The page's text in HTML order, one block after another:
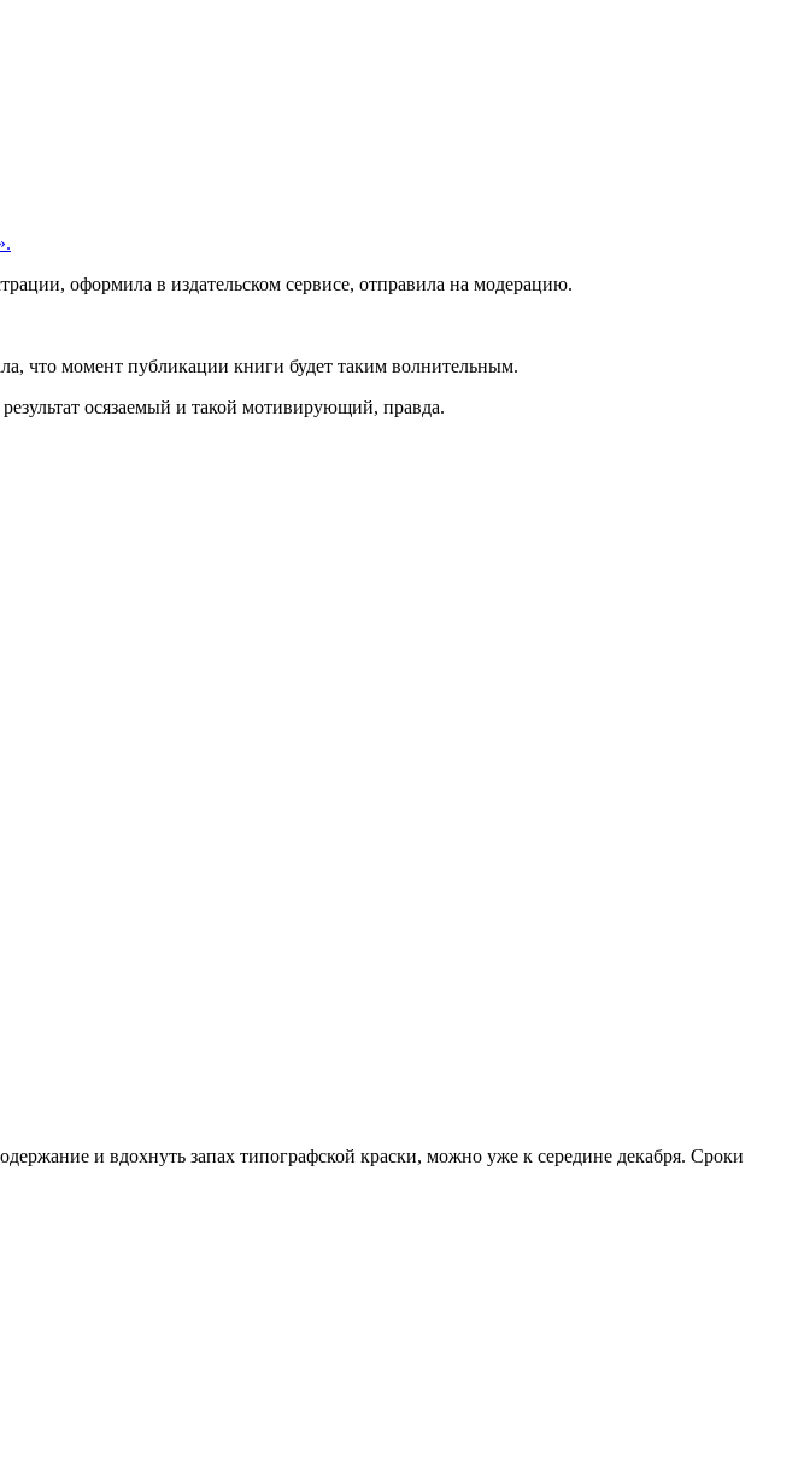
оформила в издательском сервисе, отправила на модерацию.
что момент публикации книги будет таким волнительным.
осязаемый и такой мотивирующий, правда.
и вдохнуть запах типографской краски, можно уже к середине декабря. Сроки